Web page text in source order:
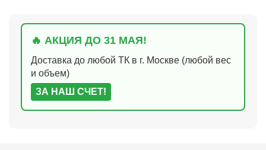
🔥 АКЦИЯ ДО 31 МАЯ!
Доставка до любой ТК в г. Москве (любой вес
и объем)
ЗА НАШ СЧЕТ!